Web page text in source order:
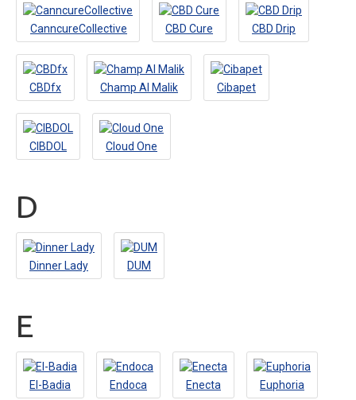
CanncureCollective CBD Cure CBD Drip
CBDfx Champ Al Malik Cibapet
CIBDOL Cloud One
D
Dinner Lady DUM
E
El-Badia Endoca Enecta Euphoria